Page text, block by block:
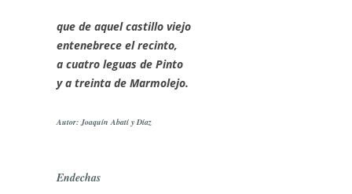
que de aquel castillo viejo
entenebrece el recinto,
a cuatro leguas de Pinto
y a treinta de Marmolejo.
Autor: Joaquín Abatí y Díaz
Endechas